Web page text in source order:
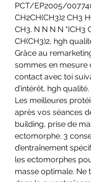
PCT/EP2005/
CH2CH(CH3)2 CH3
CH3. N N N N "ICH3
CH(CH3)2, hgh
Grâce au
sommes en mesure
contact avec toi
d’intérêt, hgh qualité.
Les meilleures
après vos séances
building, prise de
ectomorphe. 3
d’entraînement
les ectomorphes
masse optimale. Ne